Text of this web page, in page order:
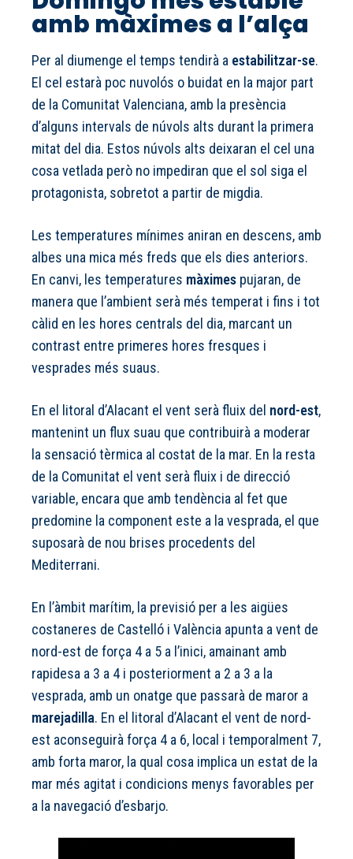
amb màximes a l’alça
Per al diumenge el temps tendirà a estabilitzar-se.
El cel estarà poc nuvolós o buidat en la major part
de la Comunitat Valenciana, amb la presència
d’alguns intervals de núvols alts durant la primera
mitat del dia. Estos núvols alts deixaran el cel una
cosa vetlada però no impediran que el sol siga el
protagonista, sobretot a partir de migdia.
Les temperatures mínimes aniran en descens, amb
albes una mica més freds que els dies anteriors.
En canvi, les temperatures màximes pujaran, de
manera que l’ambient serà més temperat i fins i tot
càlid en les hores centrals del dia, marcant un
contrast entre primeres hores fresques i
vesprades més suaus.
En el litoral d’Alacant el vent serà fluix del nord-est,
mantenint un flux suau que contribuirà a moderar
la sensació tèrmica al costat de la mar. En la resta
de la Comunitat el vent serà fluix i de direcció
variable, encara que amb tendència al fet que
predomine la component este a la vesprada, el que
suposarà de nou brises procedents del
Mediterrani.
En l’àmbit marítim, la previsió per a les aigües
costaneres de Castelló i València apunta a vent de
nord-est de força 4 a 5 a l’inici, amainant amb
rapidesa a 3 a 4 i posteriorment a 2 a 3 a la
vesprada, amb un onatge que passarà de maror a
marejadilla. En el litoral d’Alacant el vent de nord-
est aconseguirà força 4 a 6, local i temporalment 7,
amb forta maror, la qual cosa implica un estat de la
mar més agitat i condicions menys favorables per
a la navegació d’esbarjo.